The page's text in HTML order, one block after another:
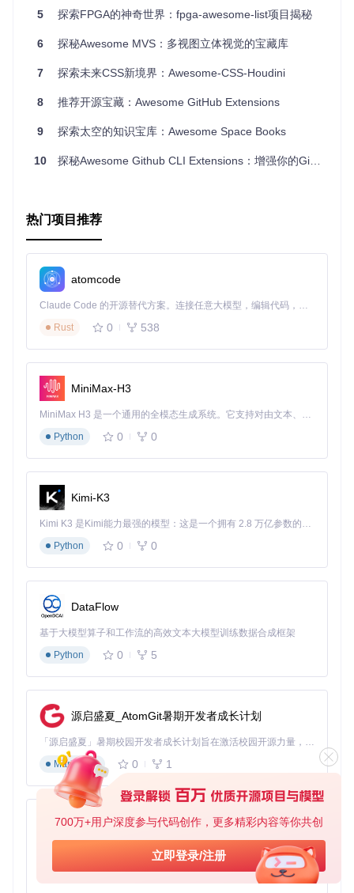
700万+用户深度参与代码创作，更多精彩内容等你共创
立即登录/注册
5 探索FPGA的神奇世界：fpga-awesome-list项目揭秘
6 探秘Awesome MVS：多视图立体视觉的宝藏库
7 探索未来CSS新境界：Awesome-CSS-Houdini
8 推荐开源宝藏：Awesome GitHub Extensions
9 探索太空的知识宝库：Awesome Space Books
10 探秘Awesome Github CLI Extensions：增强你的GitHub体验
热门项目推荐
atomcode
Claude Code 的开源替代方案。连接任意大模型，编辑代码，运行命令，自动验证 — 全自动执行。用 Rust 构建，极致性能。 ｜ An open-source alternative to Claude Code. Connect any LLM, edit code, run commands, and verify changes — autonomously. Built in Rust for speed. Get Started
Rust
0 538
MiniMax-H3
MiniMax H3 是一个通用的全模态生成系统。它支持对由文本、图像、视频和音频组成的多模态上下文进行统一理解，并能生成分辨率高达 2K、时长可达 15 秒的带原生立体声音频的视频。得益于面向任务泛化的系统设计，H3 在预训练阶段就已具备广泛的多模态上下文理解与生成能力，能够出色地执行复杂的多模态指令。
Python
0 0
Kimi-K3
Kimi K3 是Kimi能力最强的模型：这是一个拥有 2.8 万亿参数的混合专家（MoE）模型，具备原生视觉理解能力，并支持 100 万 token 的上下文窗口。
Python
0 0
DataFlow
基于大模型算子和工作流的高效文本大模型训练数据合成框架
Python
0 5
源启盛夏_AtomGit暑期开发者成长计划
「源启盛夏」暑期校园开发者成长计划旨在激活校园开源力量，通过积分激励、认证扶持、资源倾斜等形式，引导高校组织和开发者完成「入驻 — 建项目 — 做贡献 — 获认证 — 得资源」的完整闭环。无论你是想带领社团入驻平台的组织者，还是希望用代码贡献证明自己的开发者，都能在这里找到属于你的成长路径。
Markdown
0 1
py-xiaozhi
基于Python的Xiaozhi AI，适用于想要完整Xiaozhi体验而无需拥有专用硬件的用户。
Python
0 1